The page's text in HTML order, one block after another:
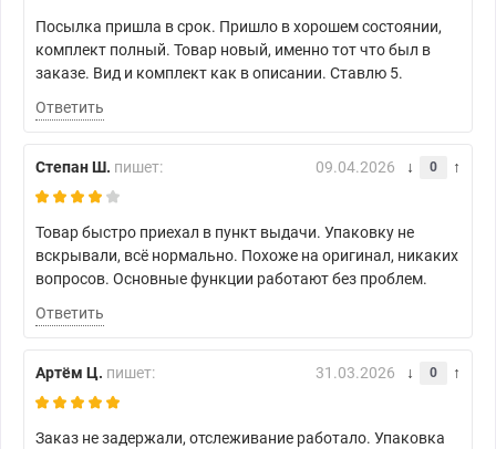
Посылка пришла в срок. Пришло в хорошем состоянии,
комплект полный. Товар новый, именно тот что был в
заказе. Вид и комплект как в описании. Ставлю 5.
Ответить
Степан Ш. пишет: 09.04.2026 0
Товар быстро приехал в пункт выдачи. Упаковку не
вскрывали, всё нормально. Похоже на оригинал, никаких
вопросов. Основные функции работают без проблем.
Ответить
Артём Ц. пишет: 31.03.2026 0
Заказ не задержали, отслеживание работало. Упаковка